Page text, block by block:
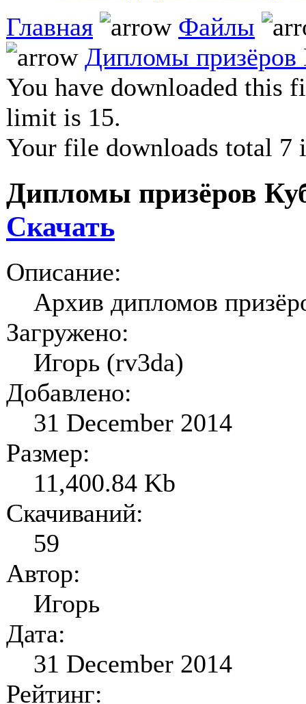
Главная
Файлы
Дипломы призёров
You have downloaded this
limit is 15.
Your file downloads total 7
Дипломы призёров
Скачать
Описание:
Архив дипломов
Загружено:
Игорь (rv3da)
Добавлено:
31 December 2014
Размер:
11,400.84 Kb
Скачиваний:
59
Автор:
Игорь
Дата:
31 December 2014
Рейтинг: